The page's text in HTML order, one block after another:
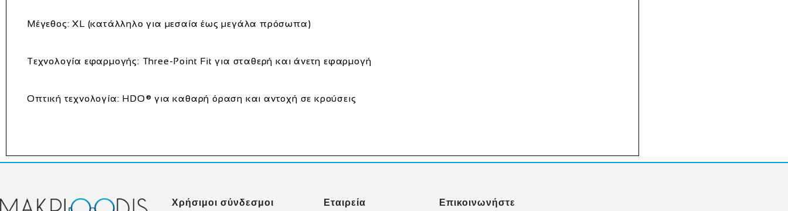
Μέγεθος: XL (κατάλληλο για μεσαία έως μεγάλα πρόσωπα)
Τεχνολογία εφαρμογής: Three-Point Fit για σταθερή και άνετη εφαρμογή
Οπτική τεχνολογία: HDO® για καθαρή όραση και αντοχή σε κρούσεις
Χρήσιμοι σύνδεσμοι Εταιρεία Επικοινωνήστε